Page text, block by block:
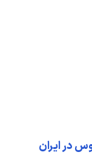
در ایران